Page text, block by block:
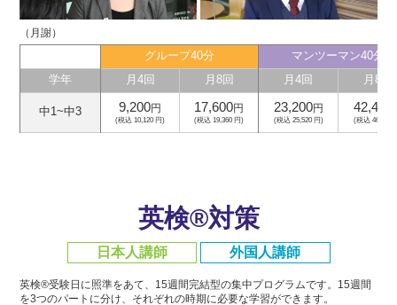
（月謝）
グループ40分
マンツーマン40分
学年
月4回 月8回 月4回 月8回
中1~中3 9,200円
(税込 10,120 円)
17,600円
(税込 19,360 円)
23,200円
(税込 25,520 円)
42,400
(税込 46,640
英検®対策
日本人講師 外国人講師
英検®受験日に照準をあて、15週間完結型の集中プログラムです。 15週間
を3つのパートに分け、それぞれの時期に必要な学習ができます。